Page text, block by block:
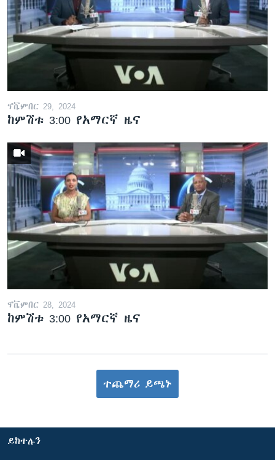
ኖቬምበር 29, 2024
ከምሽቱ 3:00 የአማርኛ ዜና
ኖቬምበር 28, 2024
ከምሽቱ 3:00 የአማርኛ ዜና
ተጨማሪ ይጫኑ
ይከተሉን